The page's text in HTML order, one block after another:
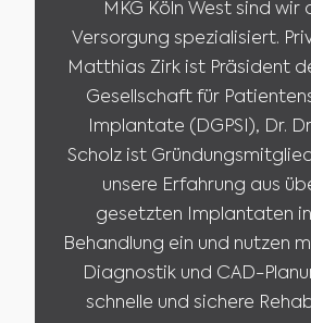
MKG Köln West sind wir
Versorgung spezialisiert.
Matthias Zirk ist Präsident
Gesellschaft für
Implantate (DGPSI), Dr.
Scholz ist
unsere Erfahrung aus
gesetzten Implantaten
Behandlung ein und nutzen
Diagnostik und CAD-
schnelle und sichere